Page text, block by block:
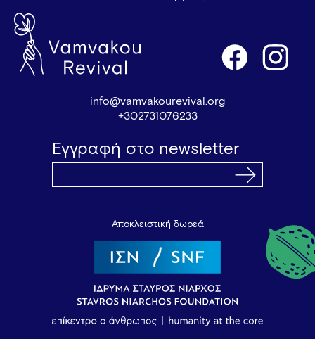
info@vamvakourevival.org
+302731076233
Εγγραφή στο newsletter
Αποκλειστική δωρεά